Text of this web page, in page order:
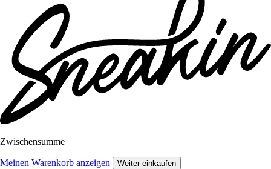
Zwischensumme
Meinen Warenkorb anzeigen Weiter einkaufen